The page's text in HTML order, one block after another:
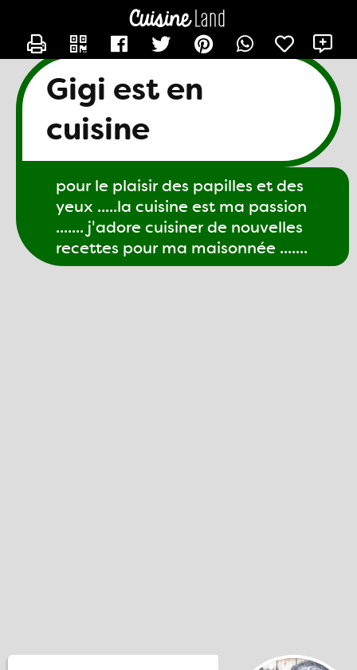
Gigi est en
cuisine
pour le plaisir des papilles et des
yeux .....la cuisine est ma passion
....... j'adore cuisiner de nouvelles
recettes pour ma maisonnée .......
CONTACTER GIGI61